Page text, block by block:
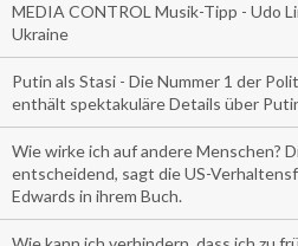
MEDIA CONTROL Musik-Tipp - Udo
Ukraine
Putin als Stasi - Die Nummer 1 der
enthält spektakuläre Details über
Wie wirke ich auf andere Menschen?
entscheidend, sagt die US-
Edwards in ihrem Buch.